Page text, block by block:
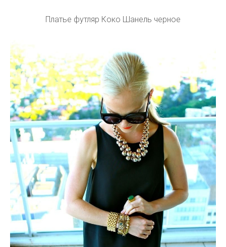
Платье футляр Коко Шанель черное